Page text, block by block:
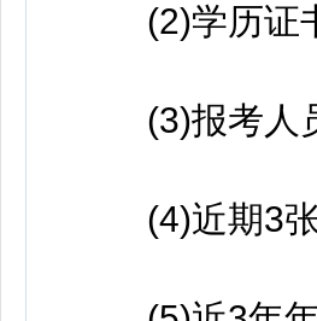
(2)学历证
(3)报考人员
(4)近期3张